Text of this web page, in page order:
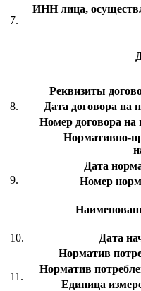
7.
ИНН лица,
8.
Реквизиты
Дата договора на
Номер договора на
9.
Нормативно-
Дата
Номер
10. Дата
11.
Норматив
Норматив
Единица